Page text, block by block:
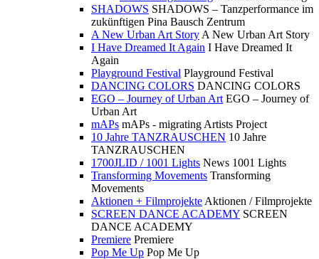
SHADOWS SHADOWS – Tanzperformance im
zukünftigen Pina Bausch Zentrum
A New Urban Art Story A New Urban Art Story
I Have Dreamed It Again I Have Dreamed It
Again
Playground Festival Playground Festival
DANCING COLORS DANCING COLORS
EGO – Journey of Urban Art EGO – Journey of
Urban Art
mAPs mAPs - migrating Artists Project
10 Jahre TANZRAUSCHEN 10 Jahre
TANZRAUSCHEN
1700JLID / 1001 Lights News 1001 Lights
Transforming Movements Transforming
Movements
Aktionen + Filmprojekte Aktionen / Filmprojekte
SCREEN DANCE ACADEMY SCREEN
DANCE ACADEMY
Premiere Premiere
Pop Me Up Pop Me Up